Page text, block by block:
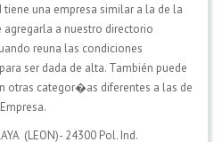
tiene una empresa similar a la de la
agregarla a nuestro directorio
reuna las condiciones
ser dada de alta. También puede
otras categor�as diferentes a las de
(LEON)- 24300 Pol. Ind.